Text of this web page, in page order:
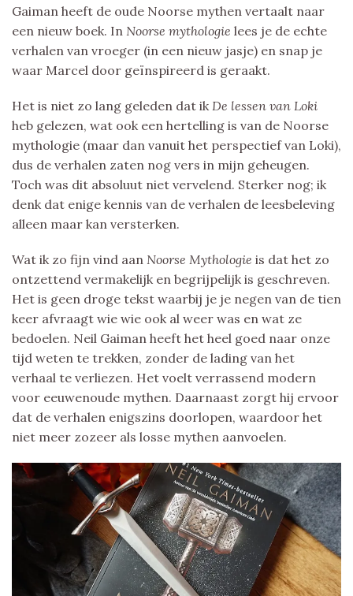
Gaiman heeft de oude Noorse mythen vertaalt naar
een nieuw boek. In Noorse mythologie lees je de echte
verhalen van vroeger (in een nieuw jasje) en snap je
waar Marcel door geïnspireerd is geraakt.
Het is niet zo lang geleden dat ik De lessen van Loki
heb gelezen, wat ook een hertelling is van de Noorse
mythologie (maar dan vanuit het perspectief van Loki),
dus de verhalen zaten nog vers in mijn geheugen.
Toch was dit absoluut niet vervelend. Sterker nog; ik
denk dat enige kennis van de verhalen de leesbeleving
alleen maar kan versterken.
Wat ik zo fijn vind aan Noorse Mythologie is dat het zo
ontzettend vermakelijk en begrijpelijk is geschreven.
Het is geen droge tekst waarbij je je negen van de tien
keer afvraagt wie wie ook al weer was en wat ze
bedoelen. Neil Gaiman heeft het heel goed naar onze
tijd weten te trekken, zonder de lading van het
verhaal te verliezen. Het voelt verrassend modern
voor eeuwenoude mythen. Daarnaast zorgt hij ervoor
dat de verhalen enigszins doorlopen, waardoor het
niet meer zozeer als losse mythen aanvoelen.